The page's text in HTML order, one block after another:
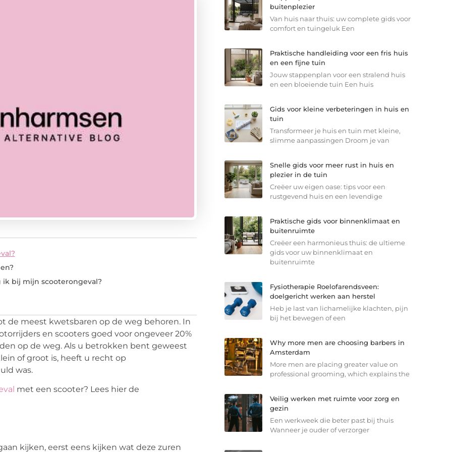
bij mijn scooterongeval?
de meest kwetsbaren op de weg behoren. In
en scooters goed voor ongeveer 20%
op de weg. Als u betrokken bent geweest
of groot is, heeft u recht op
was.
met een scooter? Lees hier de
kijken, eerst eens kijken wat deze zuren
buitenplezier
Van huis naar thuis: uw complete gids voor
comfort en tuingeluk Een
Praktische handleiding voor een fris huis
en een fijne tuin
Jouw stappenplan voor een stralend huis
en een bloeiende tuin Een huis
Gids voor kleine verbeteringen in huis en
tuin
Transformeer je huis en tuin met kleine,
slimme aanpassingen Droom je van
Snelle gids voor meer rust in huis en
plezier in de tuin
Creëer uw eigen oase: tips voor een
rustgevend huis en een levendige
Praktische gids voor binnenklimaat en
buitenruimte
Creëer een harmonieus thuis: de ultieme
gids voor uw binnenklimaat en
buitenruimte
Fysiotherapie Roelofarendsveen:
doelgericht werken aan herstel
Heb je last van lichamelijke klachten, pijn
bij het bewegen of een
Why more men are choosing barbers in
Amsterdam
More men are placing greater value on
professional grooming, which explains the
Veilig werken met ruimte voor zorg en
gezin
Een werkweek die beter past bij thuis
Wanneer je ouder of verzorger